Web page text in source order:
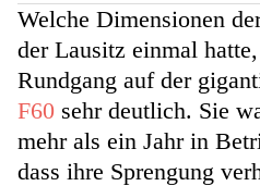
Welche Dimensionen
der Lausitz einmal
Rundgang auf der
F60 sehr deutlich. Sie
mehr als ein Jahr in
dass ihre Sprengung